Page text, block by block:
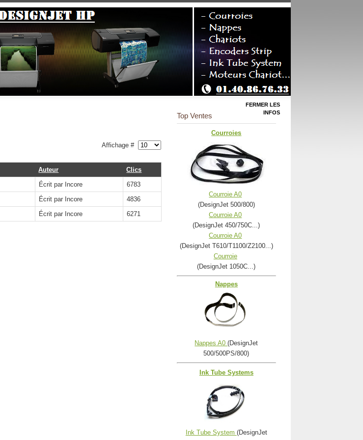
Affichage #
Auteur
Clics
Écrit par Incore
6783
Écrit par Incore
4836
Écrit par Incore 6271
FERMER LES
INFOS
Top Ventes
Courroies
Courroie A0
(DesignJet 500/800)
Courroie A0
(DesignJet 450/750C...)
Courroie A0
(DesignJet T610/T1100/Z2100...)
Courroie
(DesignJet 1050C...)
Nappes
Nappes A0(DesignJet
500/500PS/800)
Ink Tube Systems
Ink Tube System (DesignJet